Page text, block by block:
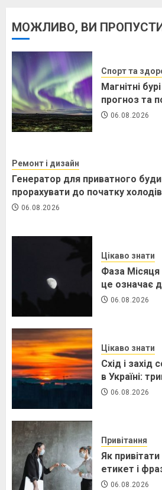
МОЖЛИВО, ВИ
Спорт та
Магнітні
прогноз та
06.08.2026
Ремонт і дизайн
Генератор для приватного
прорахувати до початку холодів
06.08.2026
Цікаво знати
Фаза
це означає
06.08.2026
Цікаво знати
Схід і захід
в Україні:
06.08.2026
Привітання
Як
етикет і
06.08.2026